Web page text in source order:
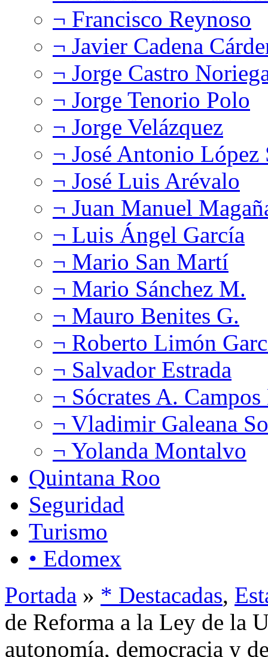
¬ Francisco Reynoso
¬ Javier Cadena
¬ Jorge Castro
¬ Jorge Tenorio Polo
¬ Jorge Velázquez
¬ José Antonio López
¬ José Luis Arévalo
¬ Juan Manuel
¬ Luis Ángel García
¬ Mario San Martí
¬ Mario Sánchez M.
¬ Mauro Benites G.
¬ Roberto Limón
¬ Salvador Estrada
¬ Sócrates A.
¬ Vladimir Galeana
¬ Yolanda Montalvo
Quintana Roo
Seguridad
Turismo
• Edomex
Portada » * Destacadas,
de Reforma a la Ley de la
autonomía, democracia y